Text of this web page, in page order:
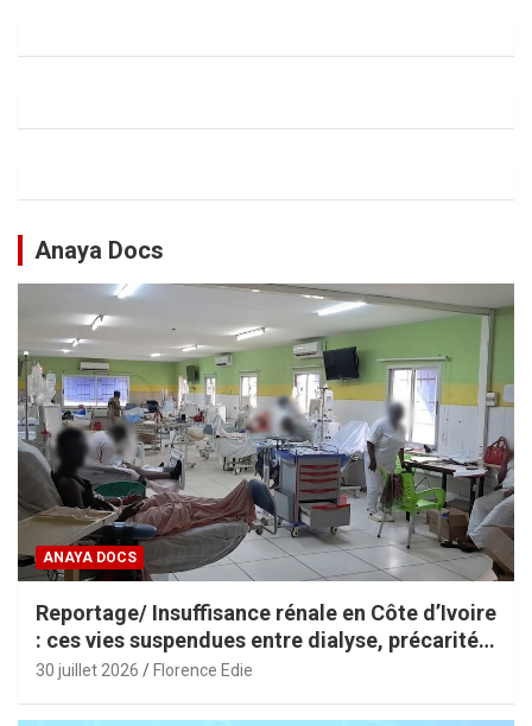
Anaya Docs
ANAYA DOCS
Reportage/ Insuffisance rénale en Côte d’Ivoire
: ces vies suspendues entre dialyse, précarité
et espoir
30 juillet 2026 Florence Edie